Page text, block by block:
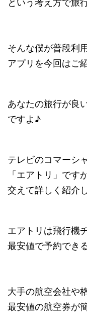
という考え方で旅
そんな僕が普段利
アプリを今回はご
あなたの旅行が良
ですよ♪
テレビのコマーシ
「エアトリ」です
交えて詳しく紹介
エアトリは飛行機
最安値で予約でき
大手の航空会社や
最安値の航空券が